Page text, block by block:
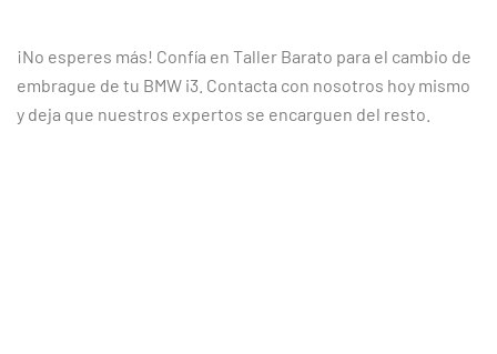
¡No esperes más! Confía en Taller Barato para el cambio de
embrague de tu BMW i3. Contacta con nosotros hoy mismo
y deja que nuestros expertos se encarguen del resto.